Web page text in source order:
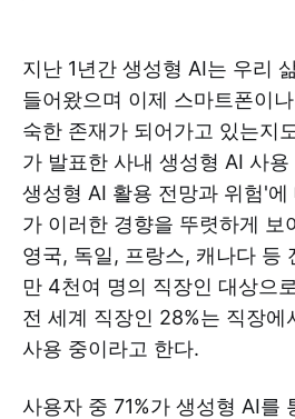
지난 1년간 생성형 AI는 우리
들어왔으며 이제 스마트폰이
숙한 존재가 되어가고 있는지
가 발표한 사내 생성형 AI 사
생성형 AI 활용 전망과 위험'
가 이러한 경향을 뚜렷하게 보
영국, 독일, 프랑스, 캐나다 등
만 4천여 명의 직장인 대상으
전 세계 직장인 28%는 직장에
사용 중이라고 한다.
사용자 중 71%가 생성형 AI를